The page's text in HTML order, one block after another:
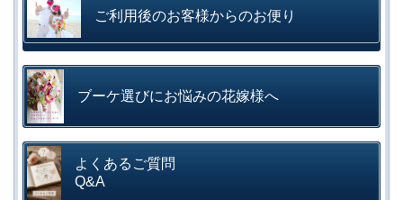
ご利用後のお客様からのお便り
ブーケ選びにお悩みの花嫁様へ
よくあるご質問
Q&A